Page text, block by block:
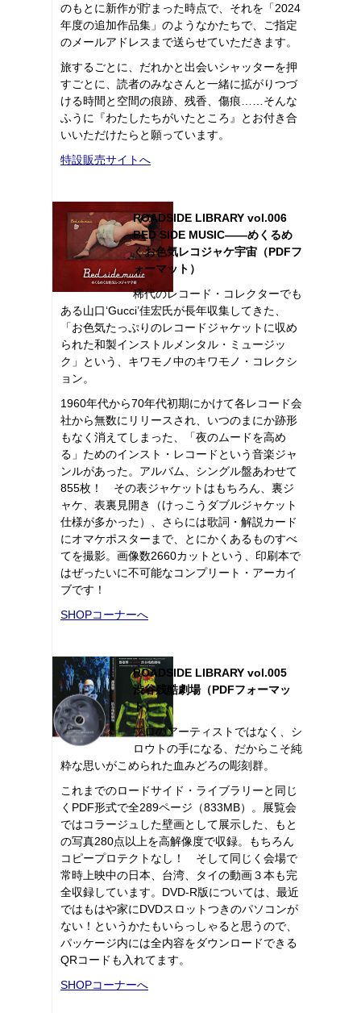
のもとに新作が貯まった時点で、それを「2024
年度の追加作品集」のようなかたちで、ご指定
のメールアドレスまで送らせていただきます。
旅するごとに、だれかと出会いシャッターを押
すごとに、読者のみなさんと一緒に拡がりつづ
ける時間と空間の痕跡、残香、傷痕……そんな
ふうに『わたしたちがいたところ』とお付き合
いいただけたらと願っています。
特設販売サイトへ
ROADSIDE LIBRARY vol.006
BED SIDE MUSIC――めくるめ
くお色気レコジャケ宇宙（PDFフ
ォーマット）
稀代のレコード・コレクターでも
ある山口‘Gucci’佳宏氏が長年収集してきた、
「お色気たっぷりのレコードジャケットに収め
られた和製インストルメンタル・ミュージッ
ク」という、キワモノ中のキワモノ・コレクシ
ョン。
1960年代から70年代初期にかけて各レコード会
社から無数にリリースされ、いつのまにか跡形
もなく消えてしまった、「夜のムードを高め
る」ためのインスト・レコードという音楽ジャ
ンルがあった。アルバム、シングル盤あわせて
855枚！ その表ジャケットはもちろん、裏ジ
ャケ、表裏見開き（けっこうダブルジャケット
仕様が多かった）、さらには歌詞・解説カード
にオマケポスターまで、とにかくあるものすべ
てを撮影。画像数2660カットという、印刷本で
はぜったいに不可能なコンプリート・アーカイ
ブです！
SHOPコーナーへ
ROADSIDE LIBRARY vol.005
渋谷残酷劇場（PDFフォーマッ
ト）
プロのアーティストではなく、シ
ロウトの手になる、だからこそ純
粋な思いがこめられた血みどろの彫刻群。
これまでのロードサイド・ライブラリーと同じ
くPDF形式で全289ページ（833MB）。展覧会
ではコラージュした壁画として展示した、もと
の写真280点以上を高解像度で収録。もちろん
コピープロテクトなし！ そして同じく会場で
常時上映中の日本、台湾、タイの動画３本も完
全収録しています。DVD-R版については、最近
ではもはや家にDVDスロットつきのパソコンが
ない！というかたもいらっしゃると思うので、
パッケージ内には全内容をダウンロードできる
QRコードも入れてます。
SHOPコーナーへ